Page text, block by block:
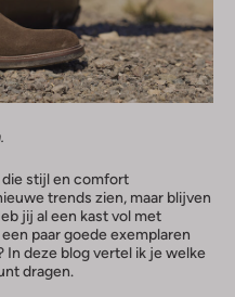
die stijl en comfort
trends zien, maar blijven
jij al een kast vol met
paar goede exemplaren
deze blog vertel ik je welke
dragen.